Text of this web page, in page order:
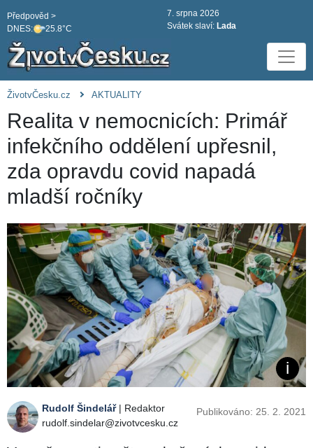
DNES: 25.8°C
Předpověd >
7. srpna 2026
Svátek slaví: Lada
ŽivotvČesku.cz AKTUALITY
Realita v nemocnicích: Primář
infekčního oddělení upřesnil,
zda opravdu covid napadá
mladší ročníky
Rudolf Šindelář| Redaktor
rudolf.sindelar@zivotvcesku.cz
Publikováno: 25. 2. 2021